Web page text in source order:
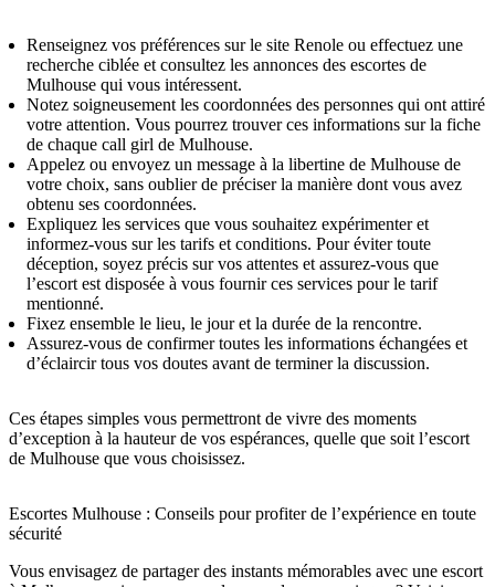
Renseignez vos préférences sur le site Renole ou effectuez une
recherche ciblée et consultez les annonces des escortes de
Mulhouse qui vous intéressent.
Notez soigneusement les coordonnées des personnes qui ont attiré
votre attention. Vous pourrez trouver ces informations sur la fiche
de chaque call girl de Mulhouse.
Appelez ou envoyez un message à la libertine de Mulhouse de
votre choix, sans oublier de préciser la manière dont vous avez
obtenu ses coordonnées.
Expliquez les services que vous souhaitez expérimenter et
informez-vous sur les tarifs et conditions. Pour éviter toute
déception, soyez précis sur vos attentes et assurez-vous que
l’escort est disposée à vous fournir ces services pour le tarif
mentionné.
Fixez ensemble le lieu, le jour et la durée de la rencontre.
Assurez-vous de confirmer toutes les informations échangées et
d’éclaircir tous vos doutes avant de terminer la discussion.
Ces étapes simples vous permettront de vivre des moments
d’exception à la hauteur de vos espérances, quelle que soit l’escort
de Mulhouse que vous choisissez.
Escortes Mulhouse : Conseils pour profiter de l’expérience en toute
sécurité
Vous envisagez de partager des instants mémorables avec une escort